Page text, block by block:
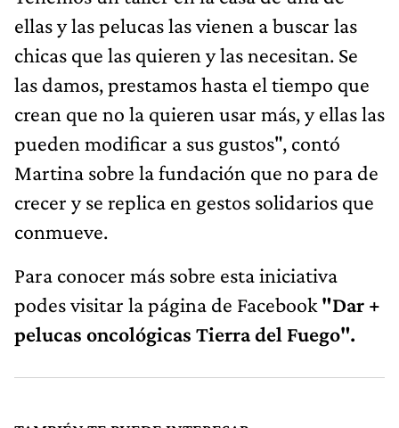
ellas y las pelucas las vienen a buscar las
chicas que las quieren y las necesitan. Se
las damos, prestamos hasta el tiempo que
crean que no la quieren usar más, y ellas las
pueden modificar a sus gustos", contó
Martina sobre la fundación que no para de
crecer y se replica en gestos solidarios que
conmueve.
Para conocer más sobre esta iniciativa
podes visitar la página de Facebook "Dar +
pelucas oncológicas Tierra del Fuego".